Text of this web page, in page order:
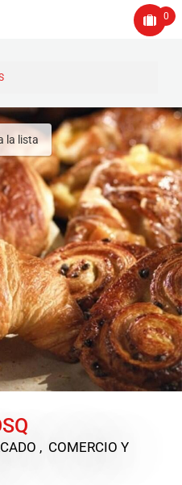
0
la lista
, COMERCIO Y